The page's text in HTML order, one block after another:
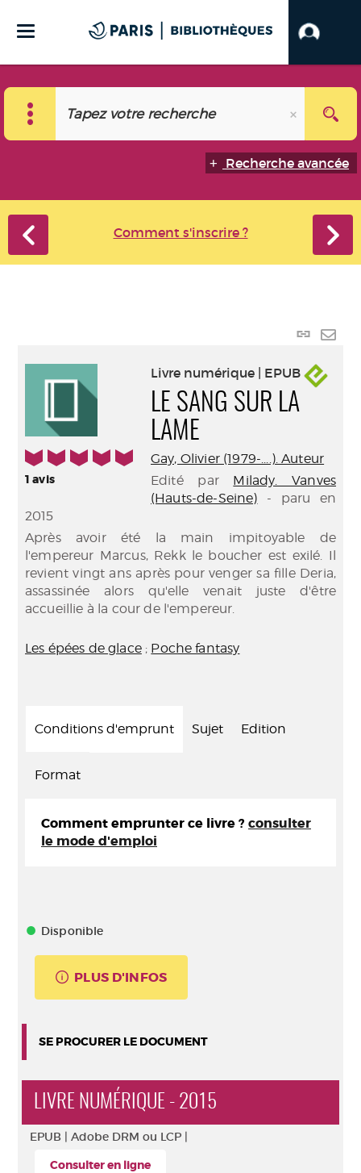
Recherche avancée
Comment s'inscrire ?
Lien
5/5
1avis
Livre numérique | EPUB
LE SANG SUR LA
LAME
Gay, Olivier (1979-....). Auteur
Edité par Milady. Vanves
(Hauts-de-Seine) - paru en
2015
Après avoir été la main impitoyable de
l'empereur Marcus, Rekk le boucher est exilé. Il
revient vingt ans après pour venger sa fille Deria,
assassinée alors qu'elle venait juste d'être
accueillie à la cour de l'empereur.
Les épées de glace; Poche fantasy
Conditions d'emprunt Sujet Edition
Format
Comment emprunter ce livre ? consulter
le mode d'emploi
Disponible
PLUS D'INFOS
SE PROCURER LE DOCUMENT
LIVRE NUMÉRIQUE - 2015
EPUB | Adobe DRM ou LCP |
Consulter en ligne